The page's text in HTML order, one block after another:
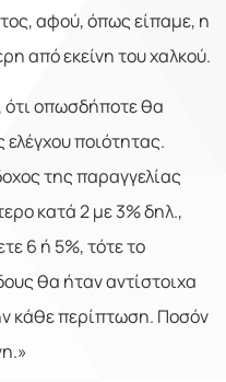
αφού, όπως είπαμε, η
από εκείνη του χαλκού.
οπωσδήποτε θα
ποιότητας.
της παραγγελίας
κατά 2 με 3% δηλ.,
6 ή 5%, τότε το
θα ήταν αντίστοιχα
κάθε περίπτωση. Ποσόν